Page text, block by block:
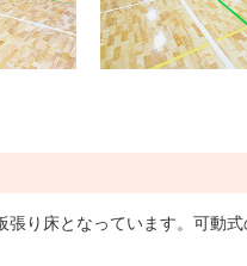
り床となっています。可動